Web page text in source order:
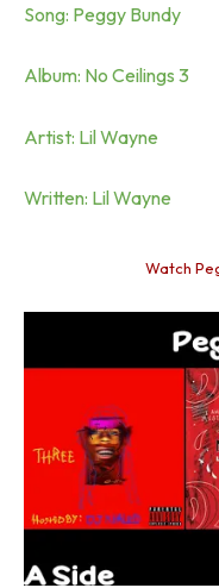
Song: Peggy Bundy
Album: No Ceilings 3
Artist: Lil Wayne
Written: Lil Wayne
Watch